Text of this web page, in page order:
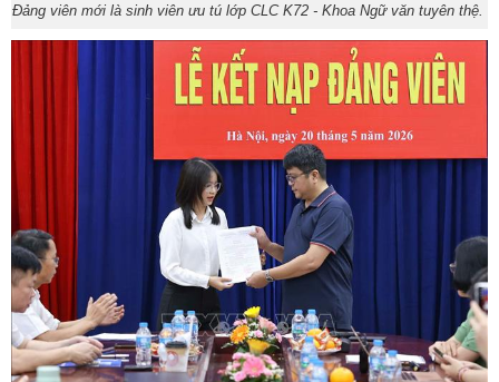
Đảng viên mới là sinh viên ưu tú lớp CLC K72 - Khoa Ngữ văn tuyên thệ.